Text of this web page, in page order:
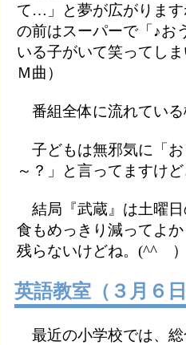
て…」と夢が広がりま
の前はスーパーで「♪お
いる子がいて笑ってし
Ｍ曲）
番組全体に流れている
子どもは無邪気に「お
～？」と言ってますけ
結局『武蔵』は土曜日
食もめっきり減ってよ
残らないけどね。(^^ゞ
英語教室（３月６
最近の小学校では、総